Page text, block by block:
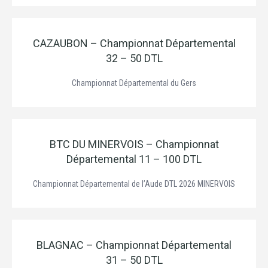
CAZAUBON – Championnat Départemental
32 – 50 DTL
Championnat Départemental du Gers
BTC DU MINERVOIS – Championnat
Départemental 11 – 100 DTL
Championnat Départemental de l’Aude DTL 2026 MINERVOIS
BLAGNAC – Championnat Départemental
31 – 50 DTL